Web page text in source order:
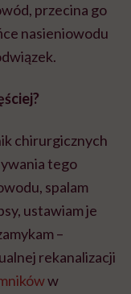
przecina go
nasieniowodu
chirurgicznych
tego
spalam
ustawiam je
–
rekanalizacji
w